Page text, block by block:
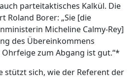
parteitaktisches Kalkül. Die
Roland Borer: „Sie [die
Micheline Calmy-Rey]
des Übereinkommens
zum Abgang ist gut.“*
stützt sich, wie der Referent der